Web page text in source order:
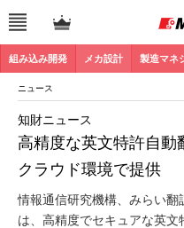
組み込み開発 メカ設計 製造マネ
ニュース
高精度な英文特許自動
クラウド環境で提供
知財ニュース
情報通信研究機構、みらい
は、高精度でセキュアな英文